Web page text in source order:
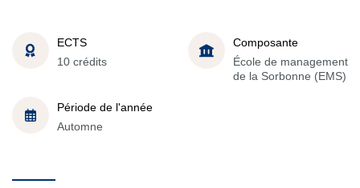
ECTS
10 crédits
Composante
École de management
de la Sorbonne (EMS)
Période de l'année
Automne